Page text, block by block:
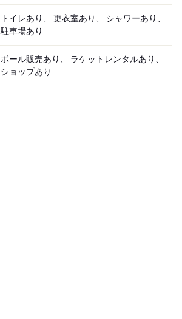
トイレあり、 更衣室あり、 シャワーあり、
駐車場あり
ボール販売あり、 ラケットレンタルあり、
ショップあり